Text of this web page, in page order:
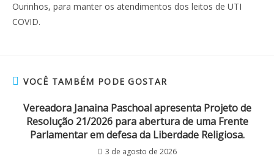
Ourinhos, para manter os atendimentos dos leitos de UTI
COVID.
VOCÊ TAMBÉM PODE GOSTAR
Vereadora Janaina Paschoal apresenta Projeto de
Resolução 21/2026 para abertura de uma Frente
Parlamentar em defesa da Liberdade Religiosa.
3 de agosto de 2026